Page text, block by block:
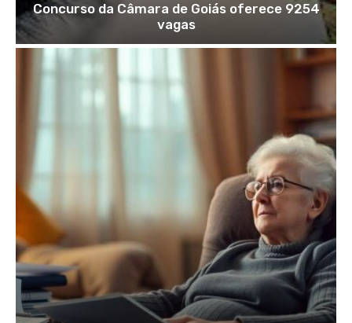
Concurso da Câmara de Goiás oferece 9254
vagas